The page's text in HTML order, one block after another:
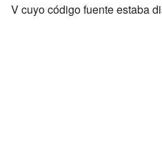
V cuyo código fuente estaba